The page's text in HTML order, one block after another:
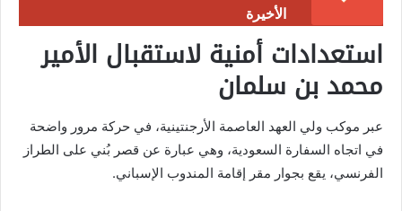
الأخيرة
استعدادات أمنية لاستقبال الأمير
محمد بن سلمان
عبر موكب ولي العهد العاصمة الأرجنتينية، في حركة مرور واضحة
في اتجاه السفارة السعودية، وهي عبارة عن قصر بُني على الطراز
الفرنسي، يقع بجوار مقر إقامة المندوب الإسباني.